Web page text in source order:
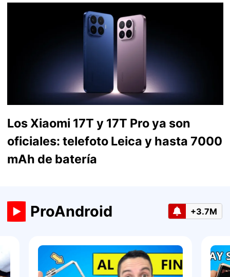
Los Xiaomi 17T y 17T Pro ya son
oficiales: telefoto Leica y hasta 7000
mAh de batería
ProAndroid +3.7M